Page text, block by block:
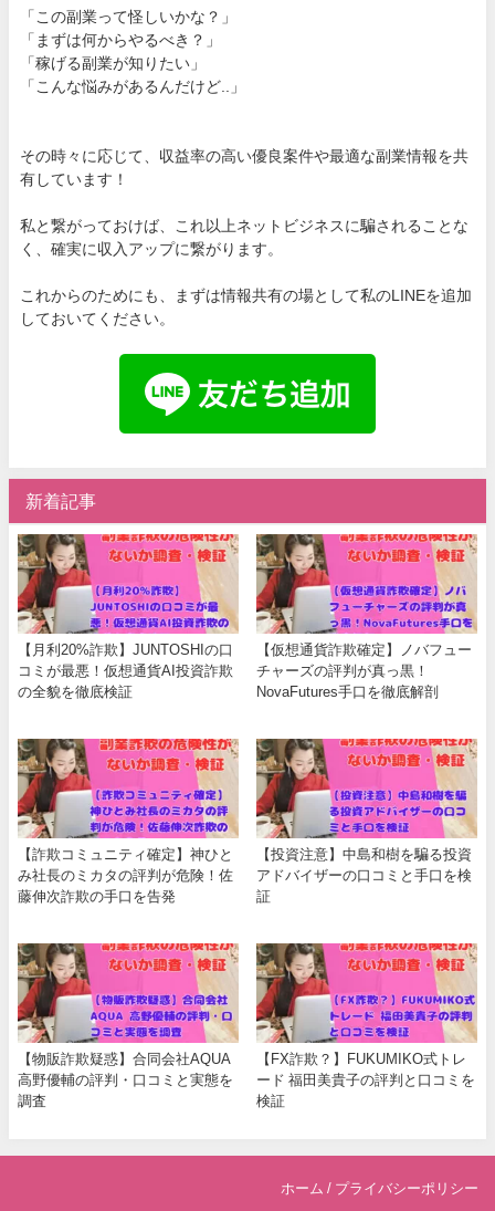
「この副業って怪しいかな？」
「まずは何からやるべき？」
「稼げる副業が知りたい」
「こんな悩みがあるんだけど..」
その時々に応じて、収益率の高い優良案件や最適な副業情報を共
有しています！
私と繋がっておけば、これ以上ネットビジネスに騙されることな
く、確実に収入アップに繋がります。
これからのためにも、まずは情報共有の場として私のLINEを追加
しておいてください。
新着記事
【月利20%詐欺】JUNTOSHIの口
コミが最悪！仮想通貨AI投資詐欺
の全貌を徹底検証
【仮想通貨詐欺確定】ノバフュー
チャーズの評判が真っ黒！
NovaFutures手口を徹底解剖
【詐欺コミュニティ確定】神ひと
み社長のミカタの評判が危険！佐
藤伸次詐欺の手口を告発
【投資注意】中島和樹を騙る投資
アドバイザーの口コミと手口を検
証
【物販詐欺疑惑】合同会社AQUA
高野優輔の評判・口コミと実態を
調査
【FX詐欺？】FUKUMIKO式トレ
ード 福田美貴子の評判と口コミを
検証
ホーム / プライバシーポリシー